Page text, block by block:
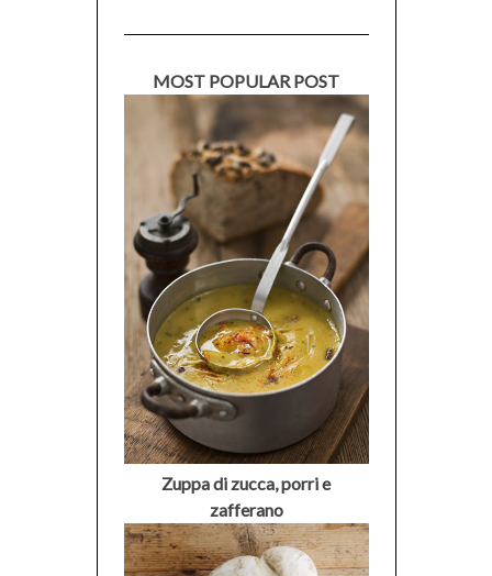
MOST POPULAR POST
Zuppa di zucca, porri e
zafferano